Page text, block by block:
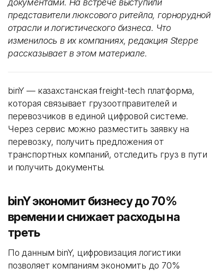
документами. На встрече выступили
представители люксового ритейла, горнорудной
отрасли и логистического бизнеса. Что
изменилось в их компаниях, редакция Steppe
рассказывает в этом материале.
binY — казахстанская freight-tech платформа,
которая связывает грузоотправителей и
перевозчиков в единой цифровой системе.
Через сервис можно разместить заявку на
перевозку, получить предложения от
транспортных компаний, отследить груз в пути
и получить документы.
binY экономит бизнесу до 70%
времени и снижает расходы на
треть
По данным binY, цифровизация логистики
позволяет компаниям экономить до 70%